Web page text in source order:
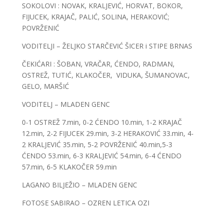
SOKOLOVI : NOVAK, KRALJEVIĆ, HORVAT, BOKOR,
FIJUCEK, KRAJAČ, PALIĆ, SOLINA, HERAKOVIĆ;
POVRŽENIĆ
VODITELJI – ŽELJKO STARČEVIĆ ŠICER i STIPE BRNAS
ČEKIĆARI : ŠOBAN, VRAČAR, ĆENDO, RADMAN,
OSTREŽ, TUTIĆ, KLAKOČER, VIDUKA, ŠUMANOVAC,
GELO, MARŠIĆ
VODITELJ – MLADEN GENC
0-1 OSTREŽ 7.min, 0-2 ĆENDO 10.min, 1-2 KRAJAČ
12.min, 2-2 FIJUCEK 29.min, 3-2 HERAKOVIĆ 33.min, 4-
2 KRALJEVIĆ 35.min, 5-2 POVRŽENIĆ 40.min,5-3
ĆENDO 53.min, 6-3 KRALJEVIĆ 54.min, 6-4 ĆENDO
57.min, 6-5 KLAKOČER 59.min
LAGANO BILJEŽIO – MLADEN GENC
FOTOSE SABIRAO – OZREN LETICA OZI